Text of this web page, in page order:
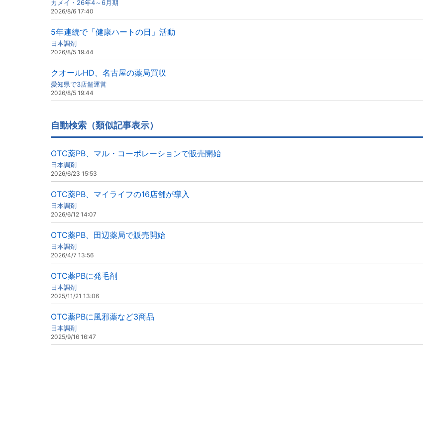
カメイ・26年4～6月期
2026/8/6 17:40
5年連続で「健康ハートの日」活動
日本調剤
2026/8/5 19:44
クオールHD、名古屋の薬局買収
愛知県で3店舗運営
2026/8/5 19:44
自動検索（類似記事表示）
OTC薬PB、マル・コーポレーションで販売開始
日本調剤
2026/6/23 15:53
OTC薬PB、マイライフの16店舗が導入
日本調剤
2026/6/12 14:07
OTC薬PB、田辺薬局で販売開始
日本調剤
2026/4/7 13:56
OTC薬PBに発毛剤
日本調剤
2025/11/21 13:06
OTC薬PBに風邪薬など3商品
日本調剤
2025/9/16 16:47